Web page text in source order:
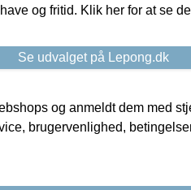
have og fritid. Klik her for at se
Se udvalget på Lepong.dk
og anmeldt dem med
brugervenlighed,